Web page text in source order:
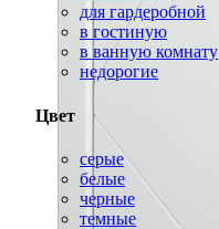
для гардеробной
в гостиную
в ванную комнату
недорогие
Цвет
серые
белые
черные
темные